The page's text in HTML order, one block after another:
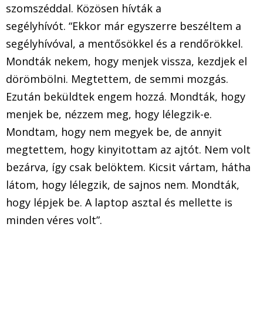
szomszéddal. Közösen hívták a
segélyhívót. “Ekkor már egyszerre beszéltem a
segélyhívóval, a mentősökkel és a rendőrökkel.
Mondták nekem, hogy menjek vissza, kezdjek el
dörömbölni. Megtettem, de semmi mozgás.
Ezután beküldtek engem hozzá. Mondták, hogy
menjek be, nézzem meg, hogy lélegzik-e.
Mondtam, hogy nem megyek be, de annyit
megtettem, hogy kinyitottam az ajtót. Nem volt
bezárva, így csak belöktem. Kicsit vártam, hátha
látom, hogy lélegzik, de sajnos nem. Mondták,
hogy lépjek be. A laptop asztal és mellette is
minden véres volt”.